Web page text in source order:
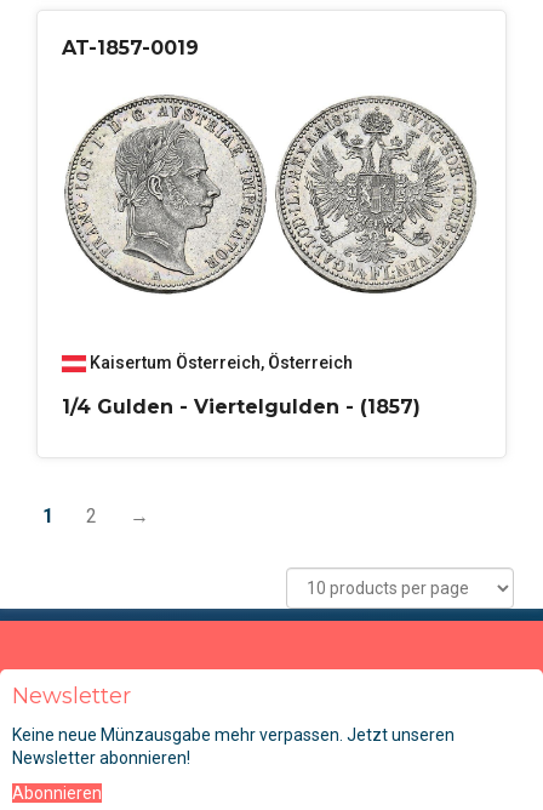
AT-1857-0019
Kaisertum Österreich, Österreich
1/4 Gulden - Viertelgulden - (1857)
1 2 →
Newsletter
Keine neue Münzausgabe mehr verpassen. Jetzt unseren
Newsletter abonnieren!
Abonnieren